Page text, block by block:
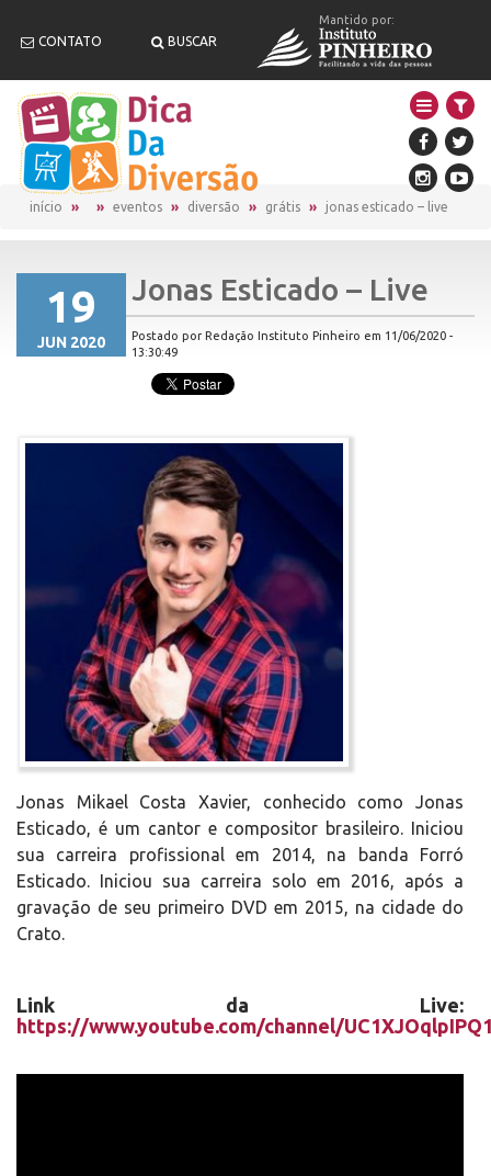
CONTATO BUSCAR
Mantido por:
início eventos diversão grátis jonas esticado – live
19
JUN 2020
Jonas Esticado – Live
Postado por Redação Instituto Pinheiro em 11/06/2020 -
13:30:49
Jonas Mikael Costa Xavier, conhecido como Jonas
Esticado, é um cantor e compositor brasileiro. Iniciou
sua carreira profissional em 2014, na banda Forró
Esticado. Iniciou sua carreira solo em 2016, após a
gravação de seu primeiro DVD em 2015, na cidade do
Crato.
Link da Live:
https://www.youtube.com/channel/